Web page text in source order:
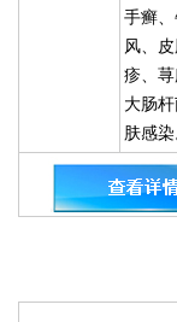
手癣
风、
疹、
大肠
肤感染